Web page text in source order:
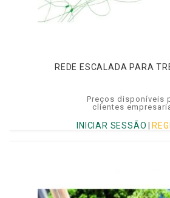
REDE ESCALADA PARA
Preços disponíveis
clientes
INICIAR SESSÃO